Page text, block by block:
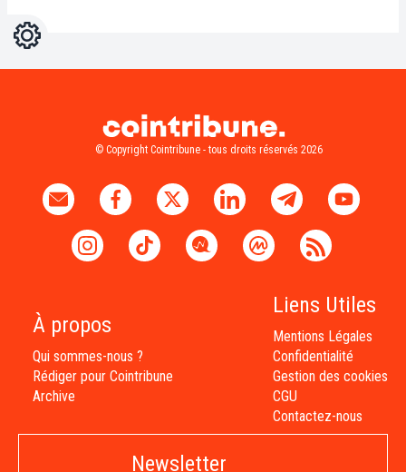
Réglages
© Copyright Cointribune - tous droits réservés 2026
À propos
Qui sommes-nous ?
Rédiger pour Cointribune
Archive
Liens Utiles
Mentions Légales
Confidentialité
Gestion des cookies
CGU
Contactez-nous
Newsletter